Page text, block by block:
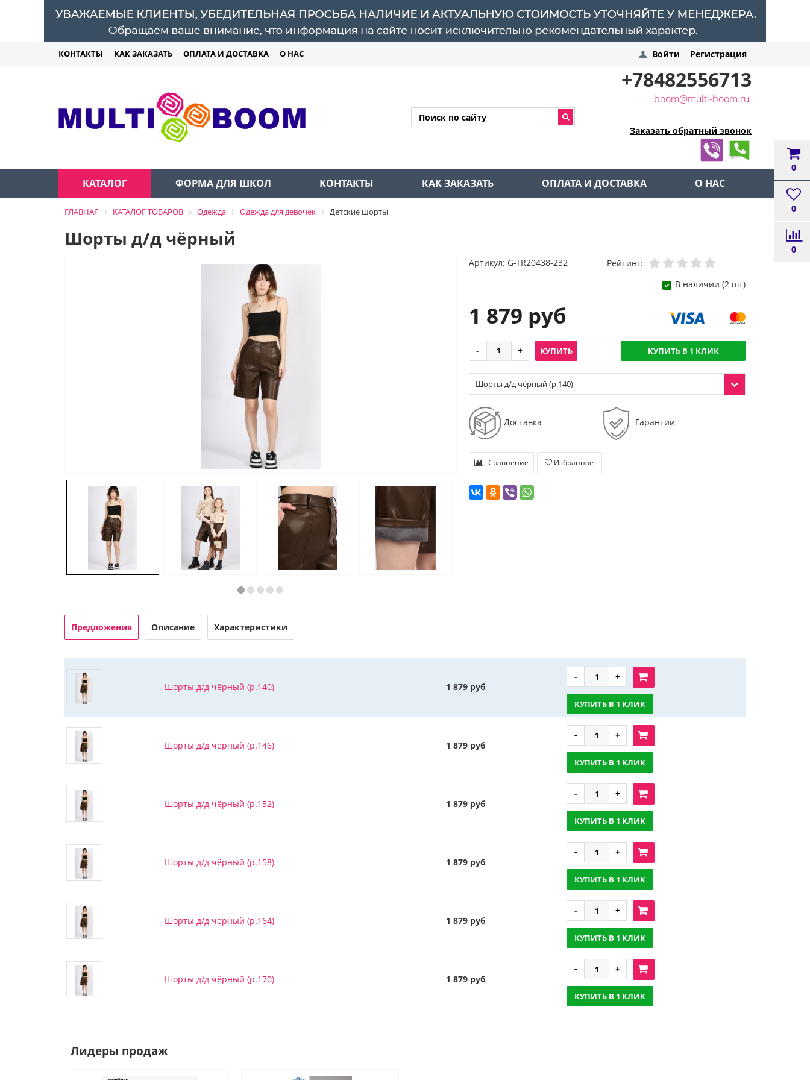
КОНТАКТЫ КАК ЗАКАЗАТЬ ОПЛАТА И ДОСТАВКА О НАС
0
0
0
Войти Регистрация
+78482556713
boom@multi-boom.ru
Заказать обратный звонок
КАТАЛОГ ФОРМА ДЛЯ ШКОЛ КОНТАКТЫ КАК ЗАКАЗАТЬ ОПЛАТА И ДОСТАВКА О НАС
ГЛАВНАЯ КАТАЛОГ ТОВАРОВ Одежда Одежда для девочек Детские шорты
Шорты д/д чёрный
Артикул: G-TR20438-232
Рейтинг:
В наличии (2 шт)
1 879 руб
КУПИТЬ КУПИТЬ В 1 КЛИК
Шорты д/д чёрный (р.140)
Доставка Гарантии
Сравнение Избранное
Предложения Описание Характеристики
Шорты д/д чёрный (р.140) 1 879 руб
КУПИТЬ В 1 КЛИК
Шорты д/д чёрный (р.146) 1 879 руб
КУПИТЬ В 1 КЛИК
Шорты д/д чёрный (р.152) 1 879 руб
КУПИТЬ В 1 КЛИК
Шорты д/д чёрный (р.158) 1 879 руб
КУПИТЬ В 1 КЛИК
Шорты д/д чёрный (р.164) 1 879 руб
КУПИТЬ В 1 КЛИК
Шорты д/д чёрный (р.170) 1 879 руб
КУПИТЬ В 1 КЛИК
Лидеры продаж